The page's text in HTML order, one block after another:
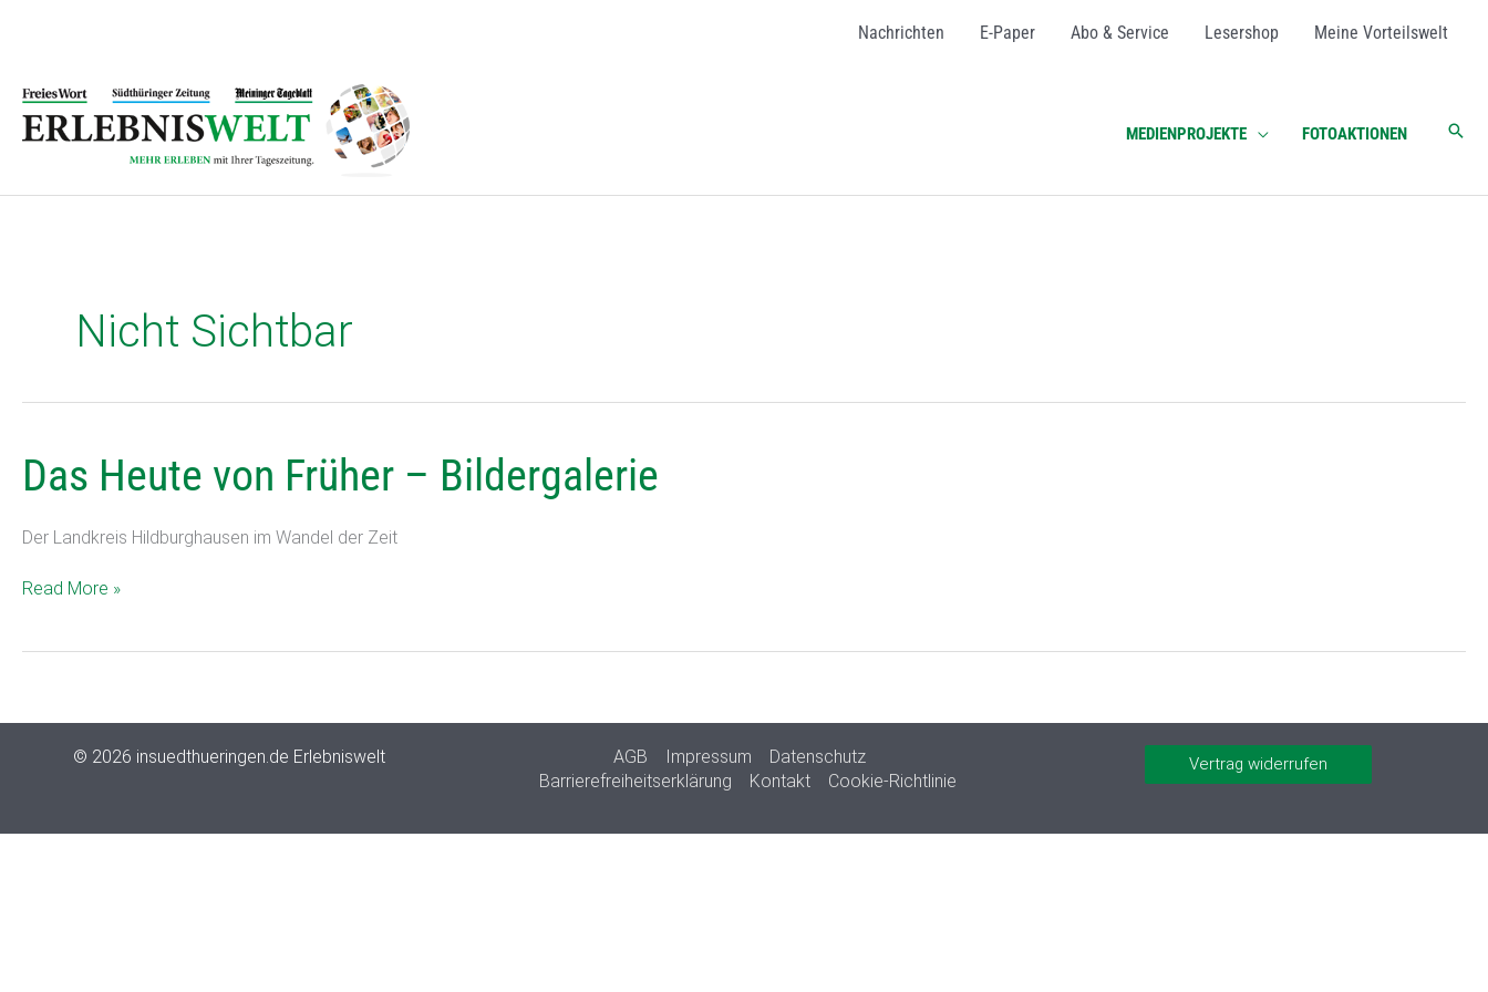
Nachrichten E-Paper Abo & Service Lesershop Meine Vorteilswelt
MEDIENPROJEKTE FOTOAKTIONEN
Nicht Sichtbar
Das Heute von Früher – Bildergalerie
Der Landkreis Hildburghausen im Wandel der Zeit
Das
Heute
Früher
Bildergalerie
Read More »
© 2026 insuedthueringen.de Erlebniswelt AGB Impressum
Datenschutz
Barrierefreiheitserklärung
Kontakt Cookie-Richtlinie
Vertrag widerrufen